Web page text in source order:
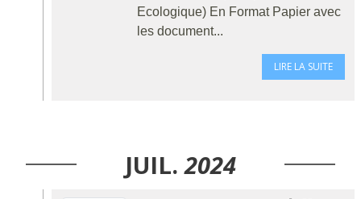
Ecologique) En Format Papier avec
les document...
LIRE LA SUITE
JUIL. 2024